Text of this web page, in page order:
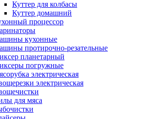
Куттер для колбасы
Куттер домашний
процессор
кухонные
протирочно-резательные
планетарный
погружные
электрическая
электрическая
для мяса